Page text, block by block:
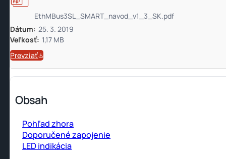
EthMBus3SL_SMART_navod_v1_3_SK.pdf
Dátum: 25. 3. 2019
Veľkosť: 1,17 MB
Prevziať
Obsah
Pohľad zhora
Doporučené zapojenie
LED indikácia